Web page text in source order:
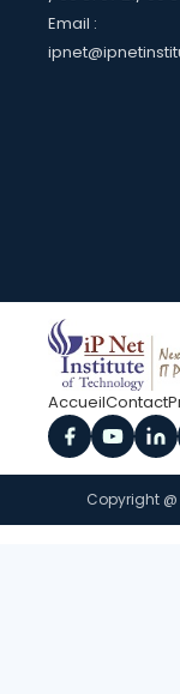
Email :
AccueilContact
Copyright @